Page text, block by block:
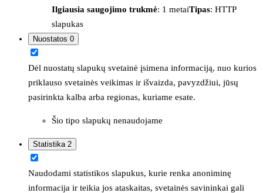
Ilgiausia saugojimo trukmė: 1 metaiTipas: HTTP
slapukas
Nuostatos 0
Dėl nuostatų slapukų svetainė įsimena informaciją, nuo kurios
priklauso svetainės veikimas ir išvaizda, pavyzdžiui, jūsų
pasirinkta kalba arba regionas, kuriame esate.
Šio tipo slapukų nenaudojame
Statistika 2
Naudodami statistikos slapukus, kurie renka anoniminę
informacija ir teikia jos ataskaitas, svetainės savininkai gali